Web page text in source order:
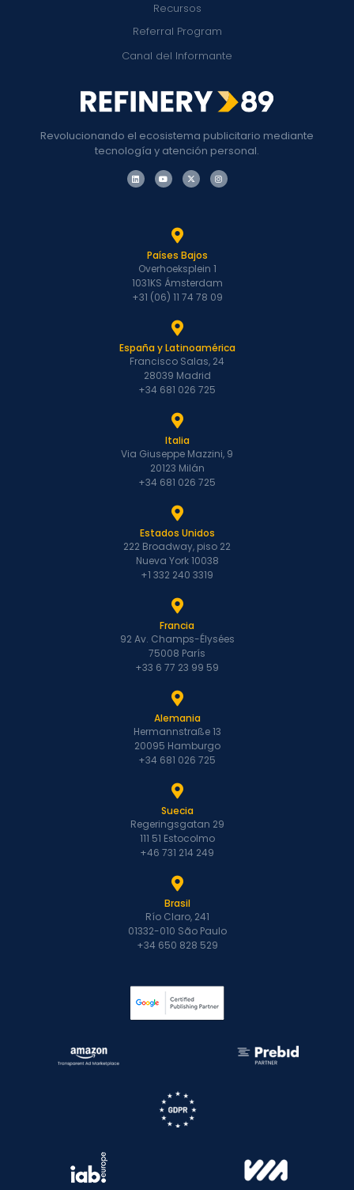
Revolucionando el ecosistema publicitario mediante
tecnología y atención personal.
Recursos
Referral Program
Canal del Informante
Países Bajos
Overhoeksplein 1
1031KS Ámsterdam
+31 (06) 11 74 78 09
España y Latinoamérica
Francisco Salas, 24
28039 Madrid
+34 681 026 725
Italia
Via Giuseppe Mazzini, 9
20123 Milán
+34 681 026 725
Estados Unidos
222 Broadway, piso 22
Nueva York 10038
+1 332 240 3319
Francia
92 Av. Champs-Élysées
75008 París
+33 6 77 23 99 59
Alemania
Hermannstraße 13
20095 Hamburgo
+34 681 026 725
Suecia
Regeringsgatan 29
111 51 Estocolmo
+46 731 214 249
Brasil
Río Claro, 241
01332-010 São Paulo
+34 650 828 529